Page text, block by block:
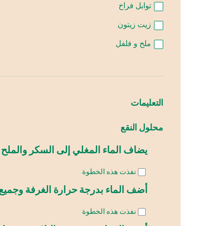
توابل فراخ
زيت زيتون
ملح و فلفل
التعليمات
محلول النقع
يضاف الماء المغلي إلى السكر
نفذت هذه الخطوة
أضف الماء بدرجة حرارة الغرفة وجميع
نفذت هذه الخطوة